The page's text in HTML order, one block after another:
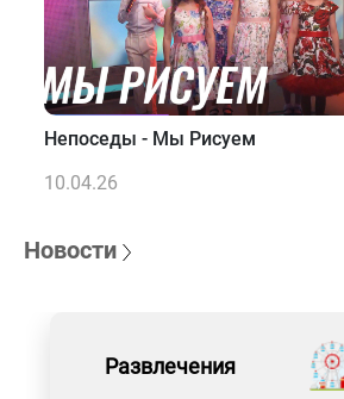
Непоседы - Мы Рисуем
10.04.26
Новости
Развлечения